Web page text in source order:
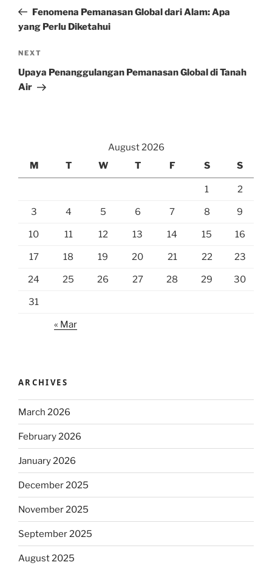
PostFenomena Pemanasan Global dari Alam: Apa
yang Perlu Diketahui
Next
Post
NEXT
Upaya Penanggulangan Pemanasan Global di Tanah
Air
August 2026
M
T W T F S S
1 2
3 4 5 6 7 8 9
10 11 12 13 14 15 16
17 18 19 20 21 22 23
24 25 26 27 28 29 30
31
« Mar
ARCHIVES
March 2026
February 2026
January 2026
December 2025
November 2025
September 2025
August 2025